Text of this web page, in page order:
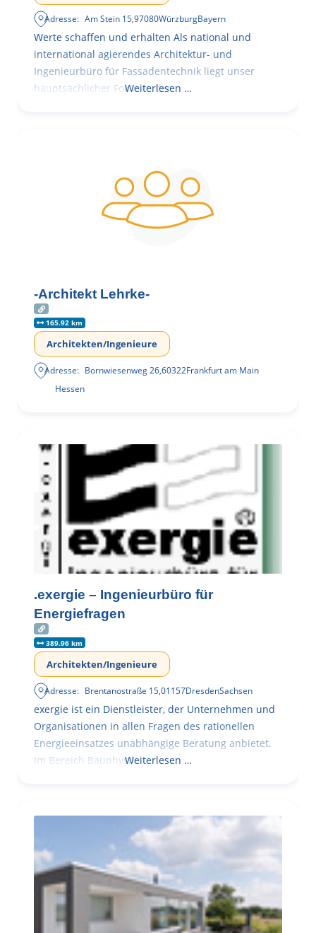
Adresse: Am Stein 15,97080WürzburgBayern
Werte schaffen und erhalten Als national und
international agierendes Architektur- und
Ingenieurbüro für Fassadentechnik liegt unser
hauptsächlicher Fokus in der
Weiterlesen …
-Architekt Lehrke-
165.92 km
Architekten/Ingenieure
Adresse: Bornwiesenweg 26,60322Frankfurt am Main
Hessen
.exergie – Ingenieurbüro für
Energiefragen
389.96 km
Architekten/Ingenieure
Adresse: Brentanostraße 15,01157DresdenSachsen
exergie ist ein Dienstleister, der Unternehmen und
Organisationen in allen Fragen des rationellen
Energieeinsatzes unabhängige Beratung anbietet.
Im Bereich BauphysikWeiterlesen …